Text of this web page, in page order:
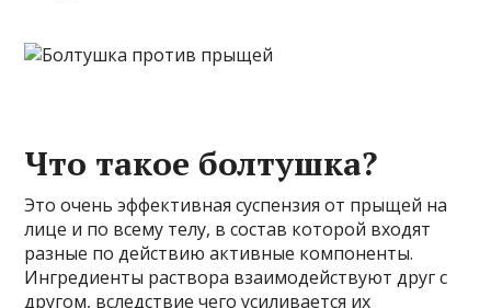
Что такое болтушка?
Это очень эффективная суспензия от прыщей на
лице и по всему телу, в состав которой входят
разные по действию активные компоненты.
Ингредиенты раствора взаимодействуют друг с
другом, вследствие чего усиливается их